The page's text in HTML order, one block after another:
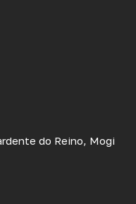
do Reino, Mogi